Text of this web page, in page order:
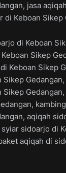
jasa
di Keboan Sikep
di Keboan
Sikep
Keboan Sikep
Sikep
Sikep
aqiqah
sidoarjo di
aqiqah di